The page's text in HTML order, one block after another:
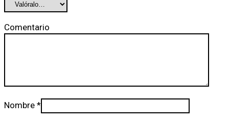
Comentario
Nombre *